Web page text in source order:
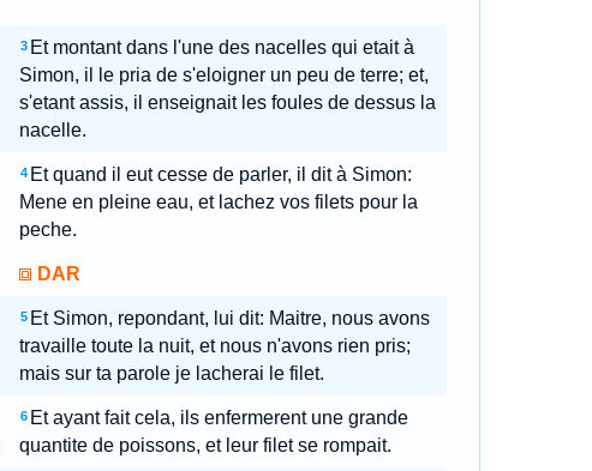
3 Et montant dans l'une des nacelles qui etait à
Simon, il le pria de s'eloigner un peu de terre; et,
s'etant assis, il enseignait les foules de dessus la
nacelle.
4 Et quand il eut cesse de parler, il dit à Simon:
Mene en pleine eau, et lachez vos filets pour la
peche.
DAR
5 Et Simon, repondant, lui dit: Maitre, nous avons
travaille toute la nuit, et nous n'avons rien pris;
mais sur ta parole je lacherai le filet.
6 Et ayant fait cela, ils enfermerent une grande
quantite de poissons, et leur filet se rompait.